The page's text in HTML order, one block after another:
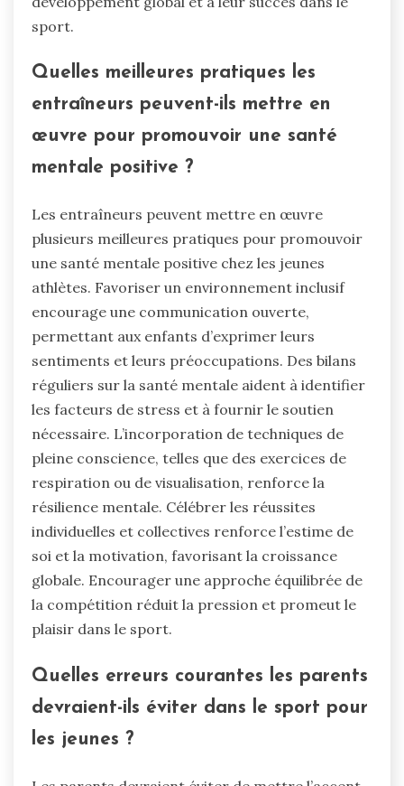
sport.
Quelles meilleures pratiques les
entraîneurs peuvent-ils mettre en
œuvre pour promouvoir une santé
mentale positive ?
Les entraîneurs peuvent mettre en œuvre
plusieurs meilleures pratiques pour promouvoir
une santé mentale positive chez les jeunes
athlètes. Favoriser un environnement inclusif
encourage une communication ouverte,
permettant aux enfants d’exprimer leurs
sentiments et leurs préoccupations. Des bilans
réguliers sur la santé mentale aident à identifier
les facteurs de stress et à fournir le soutien
nécessaire. L’incorporation de techniques de
pleine conscience, telles que des exercices de
respiration ou de visualisation, renforce la
résilience mentale. Célébrer les réussites
individuelles et collectives renforce l’estime de
soi et la motivation, favorisant la croissance
globale. Encourager une approche équilibrée de
la compétition réduit la pression et promeut le
plaisir dans le sport.
Quelles erreurs courantes les parents
devraient-ils éviter dans le sport pour
les jeunes ?